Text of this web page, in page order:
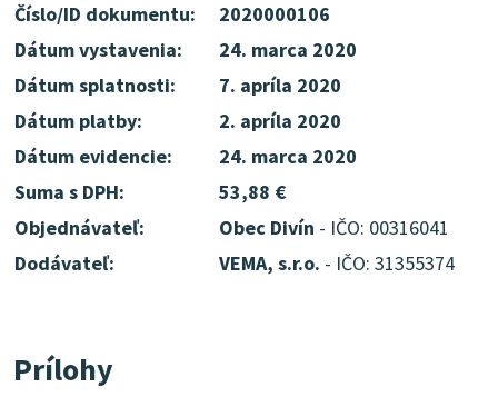
Číslo/ID dokumentu:
2020000106
Dátum vystavenia:
24. marca 2020
Dátum splatnosti:
7. apríla 2020
Dátum platby:
2. apríla 2020
Dátum evidencie:
24. marca 2020
Suma s DPH:
53,88 €
Objednávateľ:
Obec Divín - IČO: 00316041
Dodávateľ:
VEMA, s.r.o. - IČO: 31355374
Prílohy